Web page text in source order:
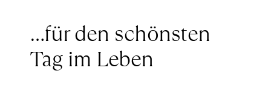
…für den schönsten
Tag im Leben